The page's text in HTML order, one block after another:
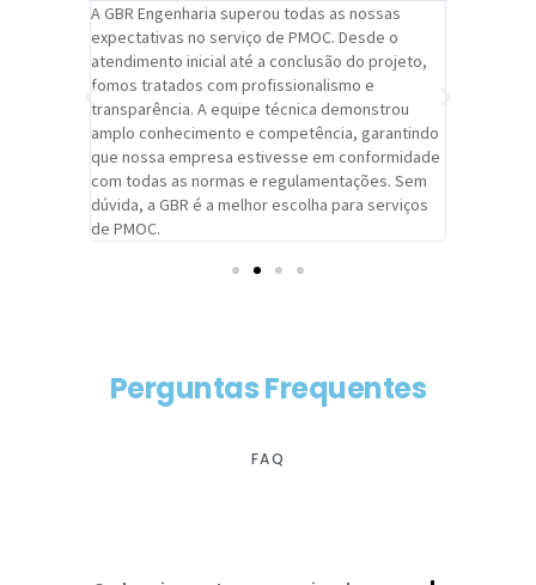
A GBR Engenharia superou todas as nossas
expectativas no serviço de PMOC. Desde o
atendimento inicial até a conclusão do projeto,
fomos tratados com profissionalismo e
transparência. A equipe técnica demonstrou
amplo conhecimento e competência, garantindo
que nossa empresa estivesse em conformidade
com todas as normas e regulamentações. Sem
dúvida, a GBR é a melhor escolha para serviços
de PMOC.
Perguntas Frequentes
FAQ